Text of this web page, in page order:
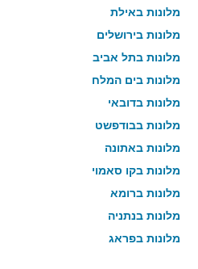
מלונות באילת
מלונות בירושלים
מלונות בתל אביב
מלונות בים המלח
מלונות בדובאי
מלונות בבודפשט
מלונות באתונה
מלונות בקו סאמוי
מלונות ברומא
מלונות בנתניה
מלונות בפראג